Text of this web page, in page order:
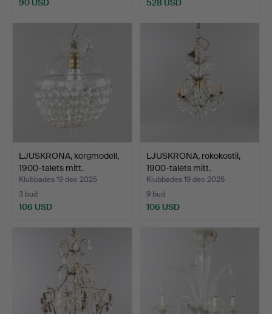
90 USD 528 USD
LJUSKRONA, korgmodell,
1900-talets mitt.
Klubbades 19 dec 2025
3 bud
106 USD
LJUSKRONA, rokokostil,
1900-talets mitt.
Klubbades 19 dec 2025
9 bud
106 USD